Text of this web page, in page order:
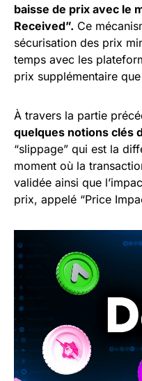
baisse de prix avec le
Received”. Ce
sécurisation des prix
temps avec les
prix supplémentaire
À travers la partie
quelques notions clés
“slippage” qui est la
moment où la
validée ainsi que
prix, appelé “Price